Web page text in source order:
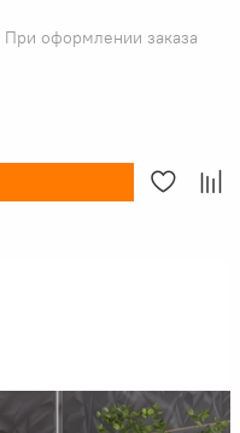
оформлении заказа